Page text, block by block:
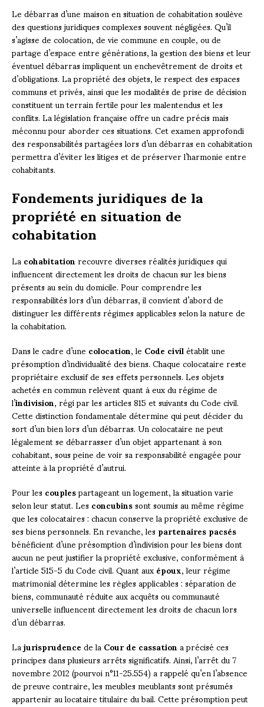
Le débarras d’une maison en situation de cohabitation soulève
des questions juridiques complexes souvent négligées. Qu’il
s’agisse de colocation, de vie commune en couple, ou de
partage d’espace entre générations, la gestion des biens et leur
éventuel débarras impliquent un enchevêtrement de droits et
d’obligations. La propriété des objets, le respect des espaces
communs et privés, ainsi que les modalités de prise de décision
constituent un terrain fertile pour les malentendus et les
conflits. La législation française offre un cadre précis mais
méconnu pour aborder ces situations. Cet examen approfondi
des responsabilités partagées lors d’un débarras en cohabitation
permettra d’éviter les litiges et de préserver l’harmonie entre
cohabitants.
Fondements juridiques de la
propriété en situation de
cohabitation
Lacohabitationrecouvre diverses réalités juridiques qui
influencent directement les droits de chacun sur les biens
présents au sein du domicile. Pour comprendre les
responsabilités lors d’un débarras, il convient d’abord de
distinguer les différents régimes applicables selon la nature de
la cohabitation.
Dans le cadre d’unecolocation, leCode civilétablit une
présomption d’individualité des biens. Chaque colocataire reste
propriétaire exclusif de ses effets personnels. Les objets
achetés en commun relèvent quant à eux du régime de
l’indivision, régi par les articles 815 et suivants du Code civil.
Cette distinction fondamentale détermine qui peut décider du
sort d’un bien lors d’un débarras. Un colocataire ne peut
légalement se débarrasser d’un objet appartenant à son
cohabitant, sous peine de voir sa responsabilité engagée pour
atteinte à la propriété d’autrui.
Pour lescouplespartageant un logement, la situation varie
selon leur statut. Lesconcubinssont soumis au même régime
que les colocataires : chacun conserve la propriété exclusive de
ses biens personnels. En revanche, lespartenaires pacsés
bénéficient d’une présomption d’indivision pour les biens dont
aucun ne peut justifier la propriété exclusive, conformément à
l’article 515-5 du Code civil. Quant auxépoux, leur régime
matrimonial détermine les règles applicables : séparation de
biens, communauté réduite aux acquêts ou communauté
universelle influencent directement les droits de chacun lors
d’un débarras.
Lajurisprudencede laCour de cassationa précisé ces
principes dans plusieurs arrêts significatifs. Ainsi, l’arrêt du 7
novembre 2012 (pourvoi n°11-25.554) a rappelé qu’en l’absence
de preuve contraire, les meubles meublants sont présumés
appartenir au locataire titulaire du bail. Cette présomption peut